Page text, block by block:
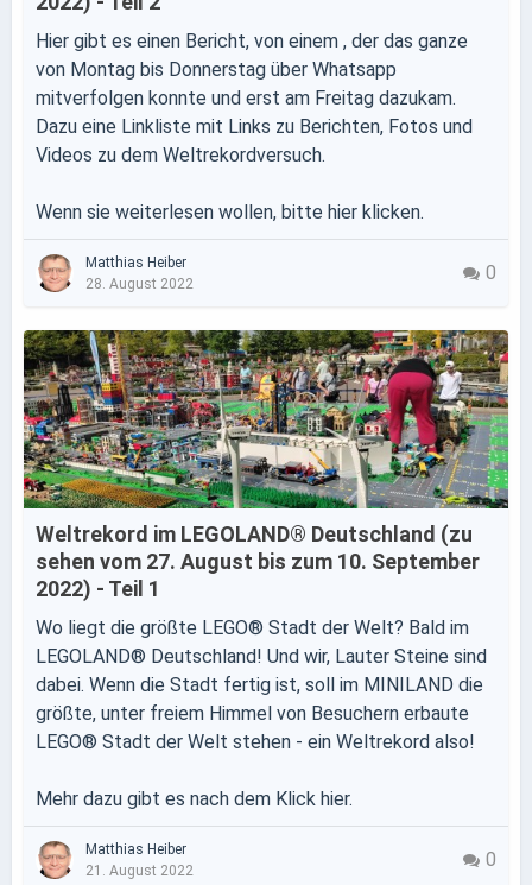
Hier gibt es einen Bericht, von einem , der das ganze
von Montag bis Donnerstag über Whatsapp
mitverfolgen konnte und erst am Freitag dazukam.
Dazu eine Linkliste mit Links zu Berichten, Fotos und
Videos zu dem Weltrekordversuch.
Wenn sie weiterlesen wollen, bitte hier klicken.
Matthias Heiber
28. August 2022
0
Weltrekord im LEGOLAND® Deutschland (zu
sehen vom 27. August bis zum 10. September
2022) - Teil 1
Wo liegt die größte LEGO® Stadt der Welt? Bald im
LEGOLAND® Deutschland! Und wir, Lauter Steine sind
dabei. Wenn die Stadt fertig ist, soll im MINILAND die
größte, unter freiem Himmel von Besuchern erbaute
LEGO® Stadt der Welt stehen - ein Weltrekord also!
Mehr dazu gibt es nach dem Klick hier.
Matthias Heiber
21. August 2022
0